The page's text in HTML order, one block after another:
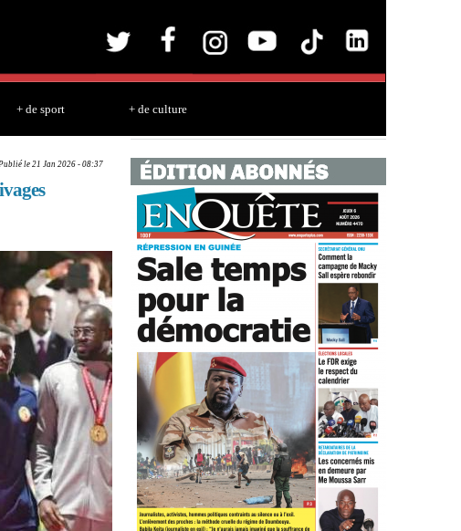
+ de sport + de culture
le 21 Jan 2026 - 08:37